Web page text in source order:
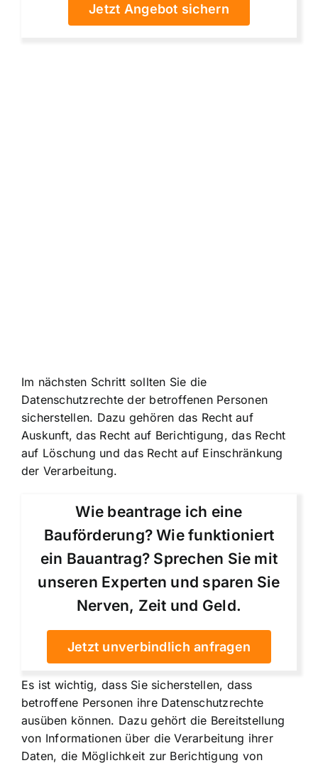
Jetzt Angebot sichern
Im nächsten Schritt sollten Sie die
Datenschutzrechte der betroffenen Personen
sicherstellen. Dazu gehören das Recht auf
Auskunft, das Recht auf Berichtigung, das Recht
auf Löschung und das Recht auf Einschränkung
der Verarbeitung.
Wie beantrage ich eine
Bauförderung? Wie funktioniert
ein Bauantrag? Sprechen Sie mit
unseren Experten und sparen Sie
Nerven, Zeit und Geld.
Jetzt unverbindlich anfragen
Es ist wichtig, dass Sie sicherstellen, dass
betroffene Personen ihre Datenschutzrechte
ausüben können. Dazu gehört die Bereitstellung
von Informationen über die Verarbeitung ihrer
Daten, die Möglichkeit zur Berichtigung von